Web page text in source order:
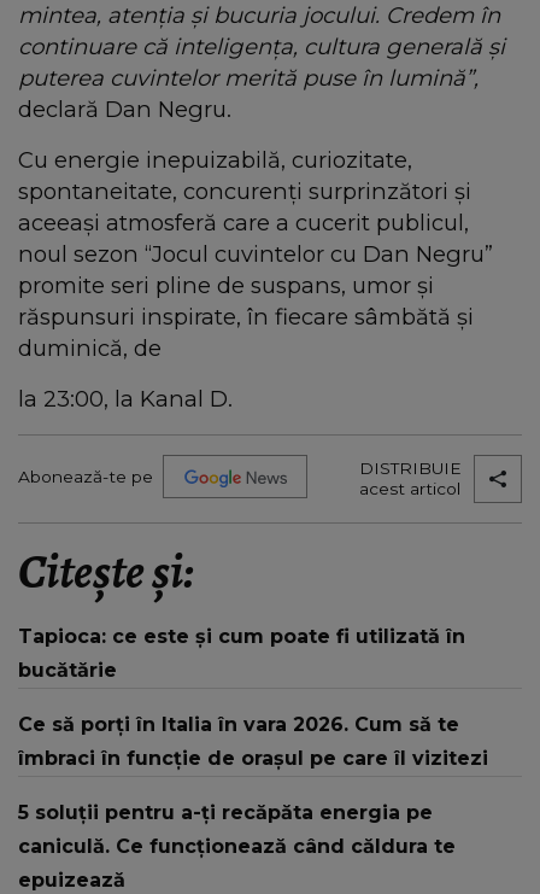
mintea, atenția și bucuria jocului. Credem în
continuare că inteligența, cultura generală și
puterea cuvintelor merită puse în lumină”,
declară Dan Negru.
Cu energie inepuizabilă, curiozitate,
spontaneitate, concurenți surprinzători și
aceeași atmosferă care a cucerit publicul,
noul sezon “Jocul cuvintelor cu Dan Negru”
promite seri pline de suspans, umor și
răspunsuri inspirate, în fiecare sâmbătă şi
duminică, de
la 23:00, la Kanal D.
Abonează-te pe
DISTRIBUIE
acest articol
Citește și:
Tapioca: ce este și cum poate fi utilizată în
bucătărie
Ce să porți în Italia în vara 2026. Cum să te
îmbraci în funcție de orașul pe care îl vizitezi
5 soluții pentru a-ți recăpăta energia pe
caniculă. Ce funcționează când căldura te
epuizează